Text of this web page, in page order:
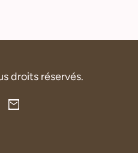
droits réservés.